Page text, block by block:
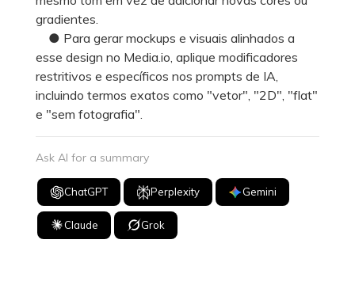
gradientes.
● Para gerar mockups e visuais alinhados a
esse design no Media.io, aplique modificadores
restritivos e específicos nos prompts de IA,
incluindo termos exatos como "vetor", "2D", "flat"
e "sem fotografia".
Ask AI for a summary
ChatGPT Perplexity Gemini
Claude Grok